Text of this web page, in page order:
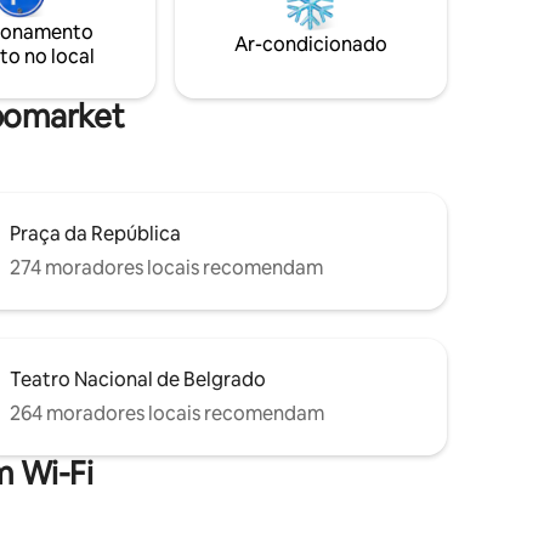
com
é muito compacto e limpo. O banheiro
está equipado com secador de cabelos,
toalhas, conjuntos de higiene.
no local
Ar-condicionado
Praça da República
274 moradores locais recomendam
Teatro Nacional de Belgrado
264 moradores locais recomendam
Wi-Fi